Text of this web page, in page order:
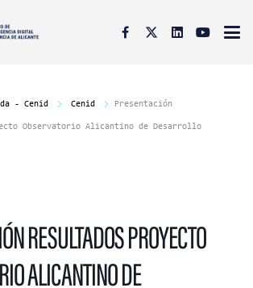
- Cenid Cenid Presentación
Observatorio Alicantino de Desarrollo
RESULTADOS PROYECTO
ALICANTINO DE